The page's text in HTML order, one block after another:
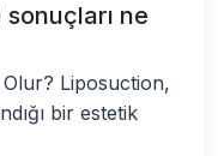
ne
Liposuction,
bir estetik